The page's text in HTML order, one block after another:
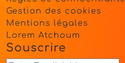
Gestion des cookies
Mentions légales
Lorem Atchoum
Souscrire